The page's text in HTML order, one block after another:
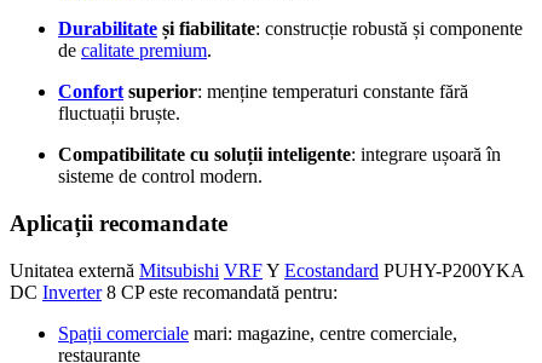
Durabilitate și fiabilitate: construcție robustă și componente
de calitate premium.
Confort superior: menține temperaturi constante fără
fluctuații bruște.
Compatibilitate cu soluții inteligente: integrare ușoară în
sisteme de control modern.
Aplicații recomandate
Unitatea externă Mitsubishi VRFY Ecostandard PUHY-P200YKA
DC Inverter8 CP este recomandată pentru:
Spații comerciale mari: magazine, centre comerciale,
restaurante